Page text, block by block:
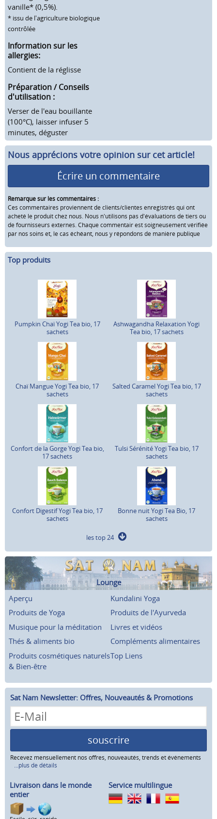
vanille* (0,5%).
* issu de l'agriculture biologique
contrôlée
Information sur les
allergies:
Contient de la réglisse
Préparation / Conseils
d'utilisation :
Verser de l'eau bouillante
(100°C), laisser infuser 5
minutes, déguster
Nous apprécions votre opinion sur cet article!
Écrire un commentaire
Remarque sur les commentaires :
Ces commentaires proviennent de clients/clientes enregistrés qui ont
acheté le produit chez nous. Nous n'utilisons pas d'évaluations de tiers ou
de fournisseurs externes. Chaque commentair est soigneusement vérifiée
par nos soins et, le cas échéant, nous y répondons de manière publique
Top produits
Pumpkin Chaï Yogi Tea bio, 17
sachets
Ashwagandha Relaxation Yogi
Tea bio, 17 sachets
Chaï Mangue Yogi Tea bio, 17
sachets
Salted Caramel Yogi Tea bio, 17
sachets
Confort de la Gorge Yogi Tea bio,
17 sachets
Tulsi Sérénité Yogi Tea bio, 17
sachets
Confort Digestif Yogi Tea bio, 17
sachets
Bonne nuit Yogi Tea Bio, 17
sachets
les top 24
Lounge
Aperçu
Kundalini Yoga
Produits de Yoga
Produits de l'Ayurveda
Musique pour la méditation
Livres et vidéos
Thés & aliments bio
Compléments alimentaires
Produits cosmétiques naturels
& Bien-être
Top Liens
Sat Nam Newsletter: Offres, Nouveautés & Promotions
souscrire
Recevez mensuellement nos offres, nouveautés, trends et événements
...plus de détails
Livraison dans le monde
entier
Service multilingue